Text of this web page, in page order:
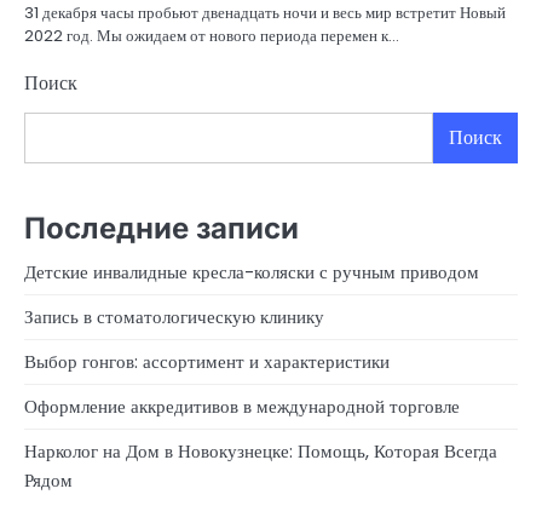
31 декабря часы пробьют двенадцать ночи и весь мир встретит Новый
2022 год. Мы ожидаем от нового периода перемен к…
Поиск
Поиск
Последние записи
Детские инвалидные кресла-коляски с ручным приводом
Запись в стоматологическую клинику
Выбор гонгов: ассортимент и характеристики
Оформление аккредитивов в международной торговле
Нарколог на Дом в Новокузнецке: Помощь, Которая Всегда
Рядом